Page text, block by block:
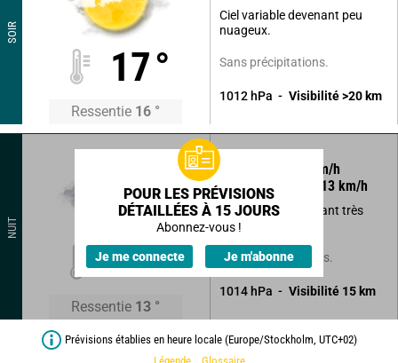
SOIR
17°
Ressentie 16 °
Ciel variable devenant peu
nuageux.
Sans précipitations.
1012 hPa Visibilité >20 km
NUIT
14°
Ressentie 13 °
km/h
Rafales à
13 km/h
Ciel variable devenant très
nuageux.
Possibilité d'averses.
1014 hPa Visibilité 15 km
POUR LES PRÉVISIONS
DÉTAILLÉES À 15 JOURS
Abonnez-vous !
Je me connecte Je m'abonne
Prévisions établies en heure locale (Europe/Stockholm, UTC+02)